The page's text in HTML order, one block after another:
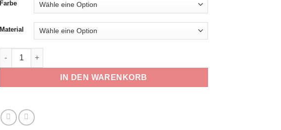
Farbe
Material
Oxdog FSL MB/NB Schaufel Menge
IN DEN WARENKORB